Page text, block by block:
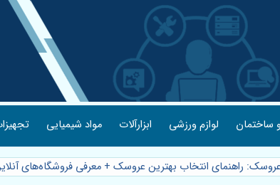
ساختمان لوازم ورزشی ابزارآلات مواد شیمیایی
راهنمای انتخاب بهترین عروسک + معرفی فروشگاه‌های